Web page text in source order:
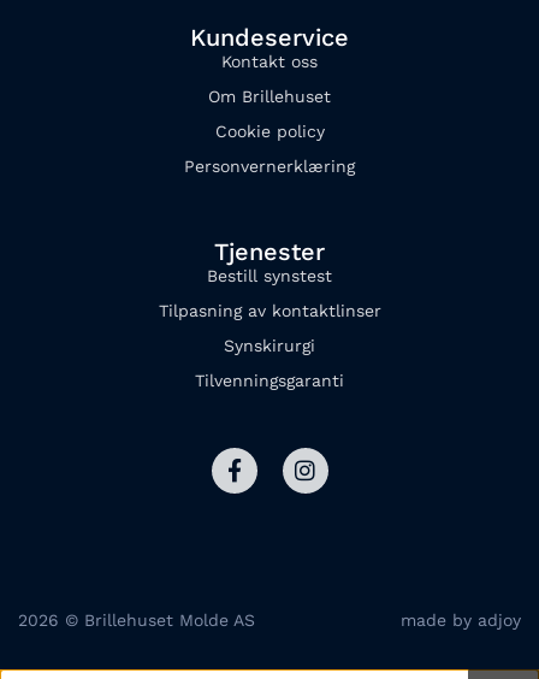
Kundeservice
Kontakt oss
Om Brillehuset
Cookie policy
Personvernerklæring
Tjenester
Bestill synstest
Tilpasning av kontaktlinser
Synskirurgi
Tilvenningsgaranti
2026 © Brillehuset Molde AS made by adjoy